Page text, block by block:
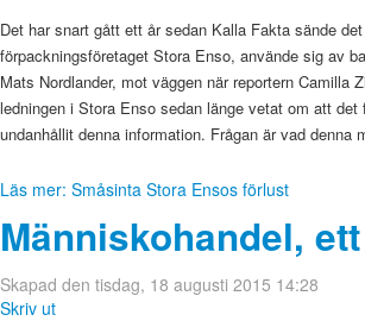
Det har snart gått ett år sedan Kalla Fakta sände
förpackningsföretaget Stora Enso, använde sig av
Mats Nordlander, mot väggen när reportern Camilla
ledningen i Stora Enso sedan länge vetat om att
undanhållit denna information. Frågan är vad
Läs mer: Småsinta Stora Ensos förlust
Människohandel,
Skapad den tisdag, 18 augusti 2015 14:28
Skriv ut